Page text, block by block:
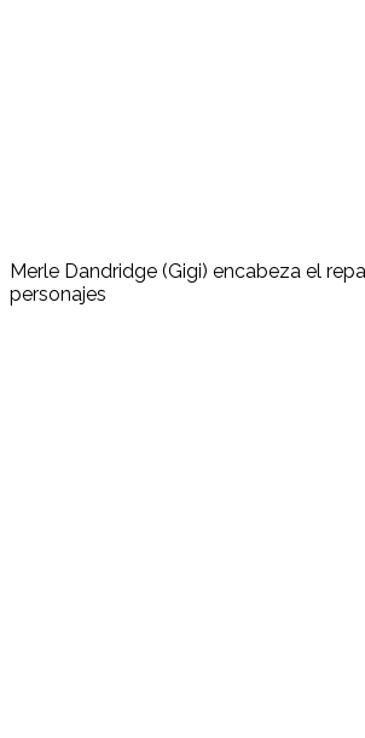
Merle Dandridge (Gigi) encabeza el
personajes